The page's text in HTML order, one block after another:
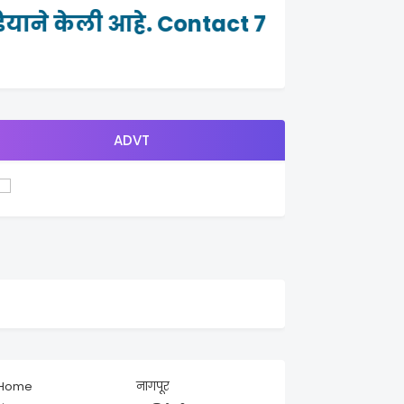
केली आहे. Contact 7264982465
ADVT
नागपूर